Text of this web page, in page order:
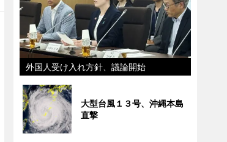
外国人受け入れ方針、議論開始
大型台風１３号、沖縄本島
直撃